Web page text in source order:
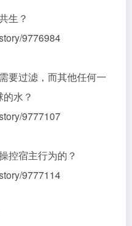
生？
9776984
要过滤，而其他任何一
水？
9777107
控宿主行为的？
9777114